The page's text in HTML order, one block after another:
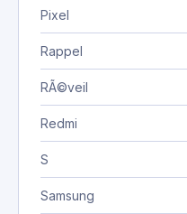
Pixel
Rappel
RÃ©veil
Redmi
S
Samsung